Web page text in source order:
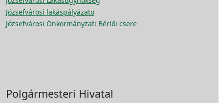
Józsefvárosi lakáspályázato
Józsefvárosi Önkormányzati Bérlői csere
Polgármesteri Hivatal